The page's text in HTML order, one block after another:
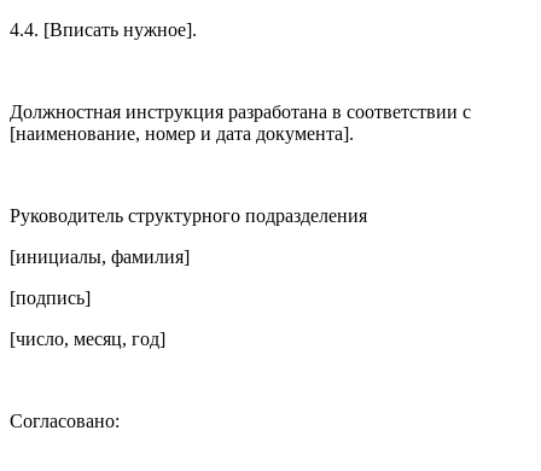
4.4. [Вписать нужное].
Должностная инструкция разработана в соответствии с
[наименование, номер и дата документа].
Руководитель структурного подразделения
[инициалы, фамилия]
[подпись]
[число, месяц, год]
Согласовано: